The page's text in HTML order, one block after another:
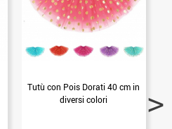
Tutù con Pois Dorati 40 cm in
diversi colori